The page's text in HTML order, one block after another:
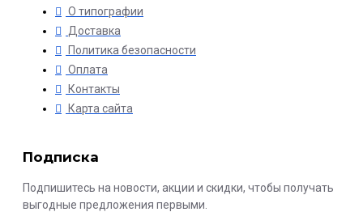
О типографии
Доставка
Политика безопасности
Оплата
Контакты
Карта сайта
Подписка
Подпишитесь на новости, акции и скидки, чтобы получать
выгодные предложения первыми.